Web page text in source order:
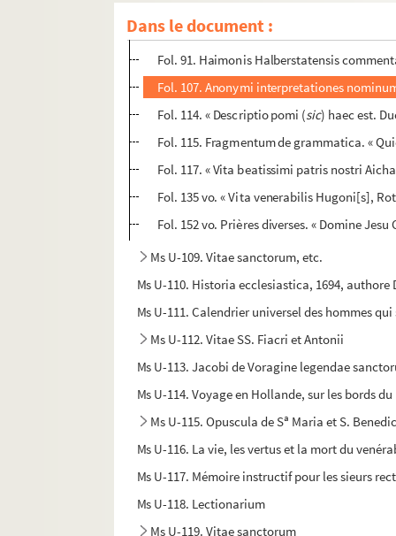
Dans le document :
Fol. 89 vo. Fragmenta de circulo
Fol. 90 vo. Prières pour la communion, —
Fol. 91. Haimonis Halberstatensis
Fol. 107. Anonymi interpretationes
Fol. 114. « Descriptio pomi (sic) haec est.
Fol. 115. Fragmentum de grammatica. «
Fol. 117. « Vita beatissimi patris nostri
Fol. 135 vo. « Vita venerabilis Hugoni[s],
Fol. 152 vo. Prières diverses. « Domine
Ms U-109. Vitae sanctorum, etc.
Ms U-110. Historia ecclesiastica, 1694,
Ms U-111. Calendrier universel des hommes
Ms U-112. Vitae SS. Fiacri et Antonii
Ms U-113. Jacobi de Voragine legendae
Ms U-114. Voyage en Hollande, sur les bords
Ms U-115. Opuscula de Sa Maria et S.
Ms U-116. La vie, les vertus et la mort du
Ms U-117. Mémoire instructif pour les sieurs
Ms U-118. Lectionarium
Ms U-119. Vitae sanctorum